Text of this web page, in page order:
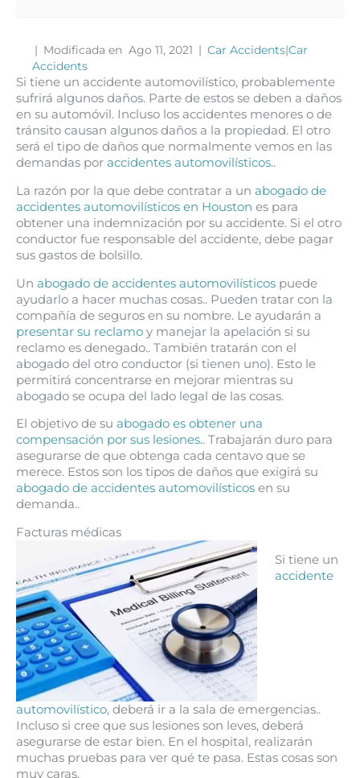
| Modificada en Ago 11, 2021 | Car Accidents|Car
Accidents
Si tiene un accidente automovilístico, probablemente
sufrirá algunos daños. Parte de estos se deben a daños
en su automóvil. Incluso los accidentes menores o de
tránsito causan algunos daños a la propiedad. El otro
será el tipo de daños que normalmente vemos en las
demandas por accidentes automovilísticos..
La razón por la que debe contratar a un abogado de
accidentes automovilísticos en Houston es para
obtener una indemnización por su accidente. Si el otro
conductor fue responsable del accidente, debe pagar
sus gastos de bolsillo.
Un abogado de accidentes automovilísticos puede
ayudarlo a hacer muchas cosas.. Pueden tratar con la
compañía de seguros en su nombre. Le ayudarán a
presentar su reclamo y manejar la apelación si su
reclamo es denegado.. También tratarán con el
abogado del otro conductor (si tienen uno). Esto le
permitirá concentrarse en mejorar mientras su
abogado se ocupa del lado legal de las cosas.
El objetivo de su abogado es obtener una
compensación por sus lesiones.. Trabajarán duro para
asegurarse de que obtenga cada centavo que se
merece. Estos son los tipos de daños que exigirá su
abogado de accidentes automovilísticos en su
demanda..
Facturas médicas
Si tiene un
accidente
automovilístico, deberá ir a la sala de emergencias..
Incluso si cree que sus lesiones son leves, deberá
asegurarse de estar bien. En el hospital, realizarán
muchas pruebas para ver qué te pasa. Estas cosas son
muy caras.